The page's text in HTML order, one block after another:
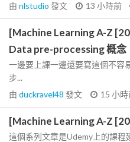
由 nlstudio 發文 13 小時前
[Machine Learning A-Z
Data pre-processing 概念
一邊要上課一邊還要寫這個不容
步...
由 duckravel48 發文 15 小
[Machine Learning A-Z
這個系列文章是Udemy上的課